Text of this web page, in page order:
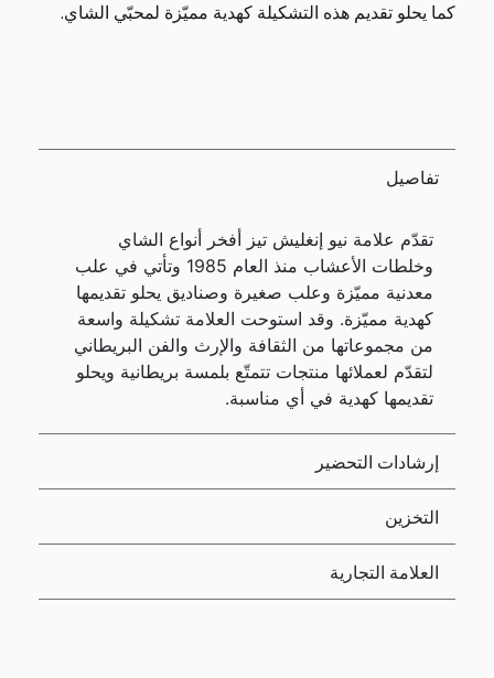
كما يحلو تقديم هذه التشكيلة كهدية مميّزة لمحبّي الشاي.
تفاصيل
تقدّم علامة نيو إنغليش تيز أفخر أنواع الشاي
وخلطات الأعشاب منذ العام 1985 وتأتي في علب
معدنية مميّزة وعلب صغيرة وصناديق يحلو تقديمها
كهدية مميّزة. وقد استوحت العلامة تشكيلة واسعة
من مجموعاتها من الثقافة والإرث والفن البريطاني
لتقدّم لعملائها منتجات تتمتّع بلمسة بريطانية ويحلو
تقديمها كهدية في أي مناسبة.
إرشادات التحضير
التخزين
العلامة التجارية